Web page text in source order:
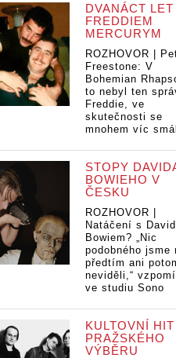
DVANÁCT LET
FREDDIEM
MERCURYM
ROZHOVOR |
Freestone: V
Bohemian
to nebyl ten
Freddie, ve
skutečnosti se
mnohem víc smál
STOPY
BOWIEHO V
ČESKU
ROZHOVOR |
Natáčení s
Bowiem? „Nic
podobného jsme
předtím ani
neviděli,“
ve studiu Sono
KULTOVNÍ HIT
PRAŽSKÉHO
VÝBĚRU